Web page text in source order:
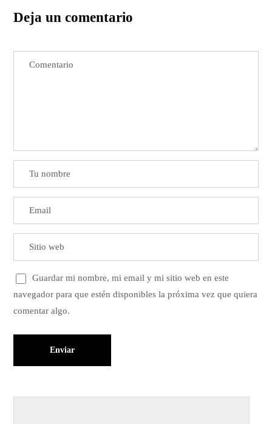
Deja un comentario
Guardar mi nombre, mi email y mi sitio web en este
navegador para que estén disponibles la próxima vez que quiera
comentar algo.